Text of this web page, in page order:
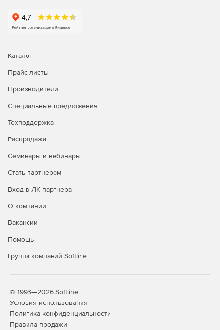
Каталог
Прайс-листы
Производители
Специальные предложения
Техподдержка
Распродажа
Семинары и вебинары
Стать партнером
Вход в ЛК партнера
О компании
Вакансии
Помощь
Группа компаний Softline
© 1993—2026 Softline
Условия использования
Политика конфиденциальности
Правила продажи